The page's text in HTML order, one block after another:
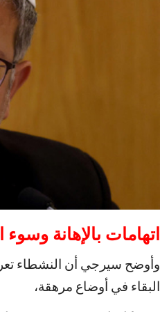
اتهامات بالإهانة وسوء
وأوضح سيرجي أن النشطاء
البقاء في أوضاع مرهقة،